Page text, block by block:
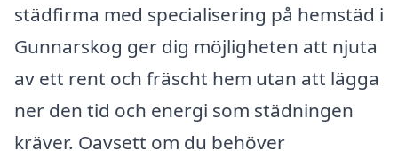
städfirma med specialisering på hemstäd i
Gunnarskog ger dig möjligheten att njuta
av ett rent och fräscht hem utan att lägga
ner den tid och energi som städningen
kräver. Oavsett om du behöver